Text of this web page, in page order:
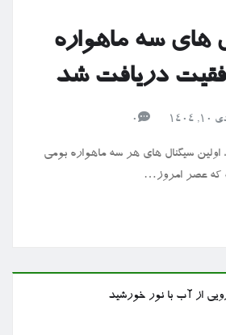
های سه ماهواره
دریافت شد
۱۴۰۴ 0
به گزارش خط رند 912، اولین سیگنال های هر سه ماهواره بومی